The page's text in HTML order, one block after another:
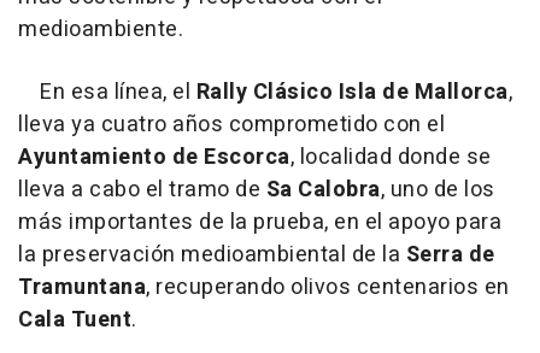
medioambiente.
En esa línea, el Rally Clásico Isla de Mallorca,
lleva ya cuatro años comprometido con el
Ayuntamiento de Escorca, localidad donde se
lleva a cabo el tramo de Sa Calobra, uno de los
más importantes de la prueba, en el apoyo para
la preservación medioambiental de la Serra de
Tramuntana, recuperando olivos centenarios en
Cala Tuent.